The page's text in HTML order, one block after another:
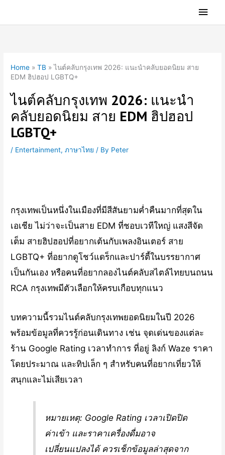
Main
Home »TB »ไนต์คลับกรุงเทพ 2026: แนะนำคลับยอดนิยม สาย
EDM ฮิปฮอป LGBTQ+
ไนต์คลับกรุงเทพ 2026: แนะนำ
คลับยอดนิยม สาย EDM ฮิปฮอป
LGBTQ+
/ Entertainment,ภาษาไทย / By Peter
กรุงเทพเป็นหนึ่งในเมืองที่มีสีสันยามค่ำคืนมากที่สุดใน
เอเชีย ไม่ว่าจะเป็นสาย EDM ที่ชอบเวทีใหญ่ แสงสีจัด
เต็ม สายฮิปฮอปที่อยากเต้นกับเพลงอินเตอร์ สาย
LGBTQ+ ที่อยากดูโชว์แดร็กและปาร์ตี้ในบรรยากาศ
เป็นกันเอง หรือคนที่อยากลองไนต์คลับสไตล์ไทยบนถนน
RCA กรุงเทพมีตัวเลือกให้ครบเกือบทุกแนว
บทความนี้รวมไนต์คลับกรุงเทพยอดนิยมในปี 2026
พร้อมข้อมูลที่ควรรู้ก่อนเดินทาง เช่น จุดเด่นของแต่ละ
ร้าน Google Rating เวลาทำการ ที่อยู่ ลิงก์ Waze ราคา
โดยประมาณ และทิปเล็ก ๆ สำหรับคนที่อยากเที่ยวให้
สนุกและไม่เสียเวลา
หมายเหตุ: Google Rating เวลาเปิดปิด
ค่าเข้า และราคาเครื่องดื่มอาจ
เปลี่ยนแปลงได้ ควรเช็กข้อมูลล่าสุดจาก